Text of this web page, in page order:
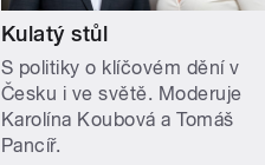
Kulatý stůl
S politiky o klíčovém dění v
Česku i ve světě. Moderuje
Karolína Koubová a Tomáš
Pancíř.